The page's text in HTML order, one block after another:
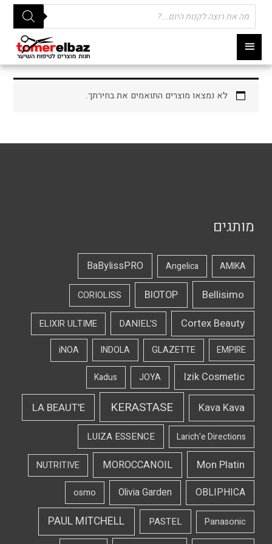
תפריט
ראשי
Products
search
לא נמצאו מוצרים התואמים את בחירתך.
מותגים
AMIKA
Angelica
BaBylissPRO
Bellisimo
BIOTOP
CORIOLISS
Cortex Beauty
DANIEL'S
ELIXIR ULTIME
EMPIRE
GLAZETTE
INDOLA
iNOA
Izik Cosmetic
JOYA
Kadus
Kava Kava
KERASTASE
LA BEAUT'E
Larich'e Directions
LUIZA ESSENCE
Mon Platin
MOROCCANOIL
NUTRITIVE
OBLIPHICA
Olivia Garden
osmo
Panasonic
PASTEL
PAUL MITCHELL